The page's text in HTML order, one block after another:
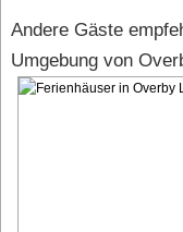
Andere Gäste
Umgebung von